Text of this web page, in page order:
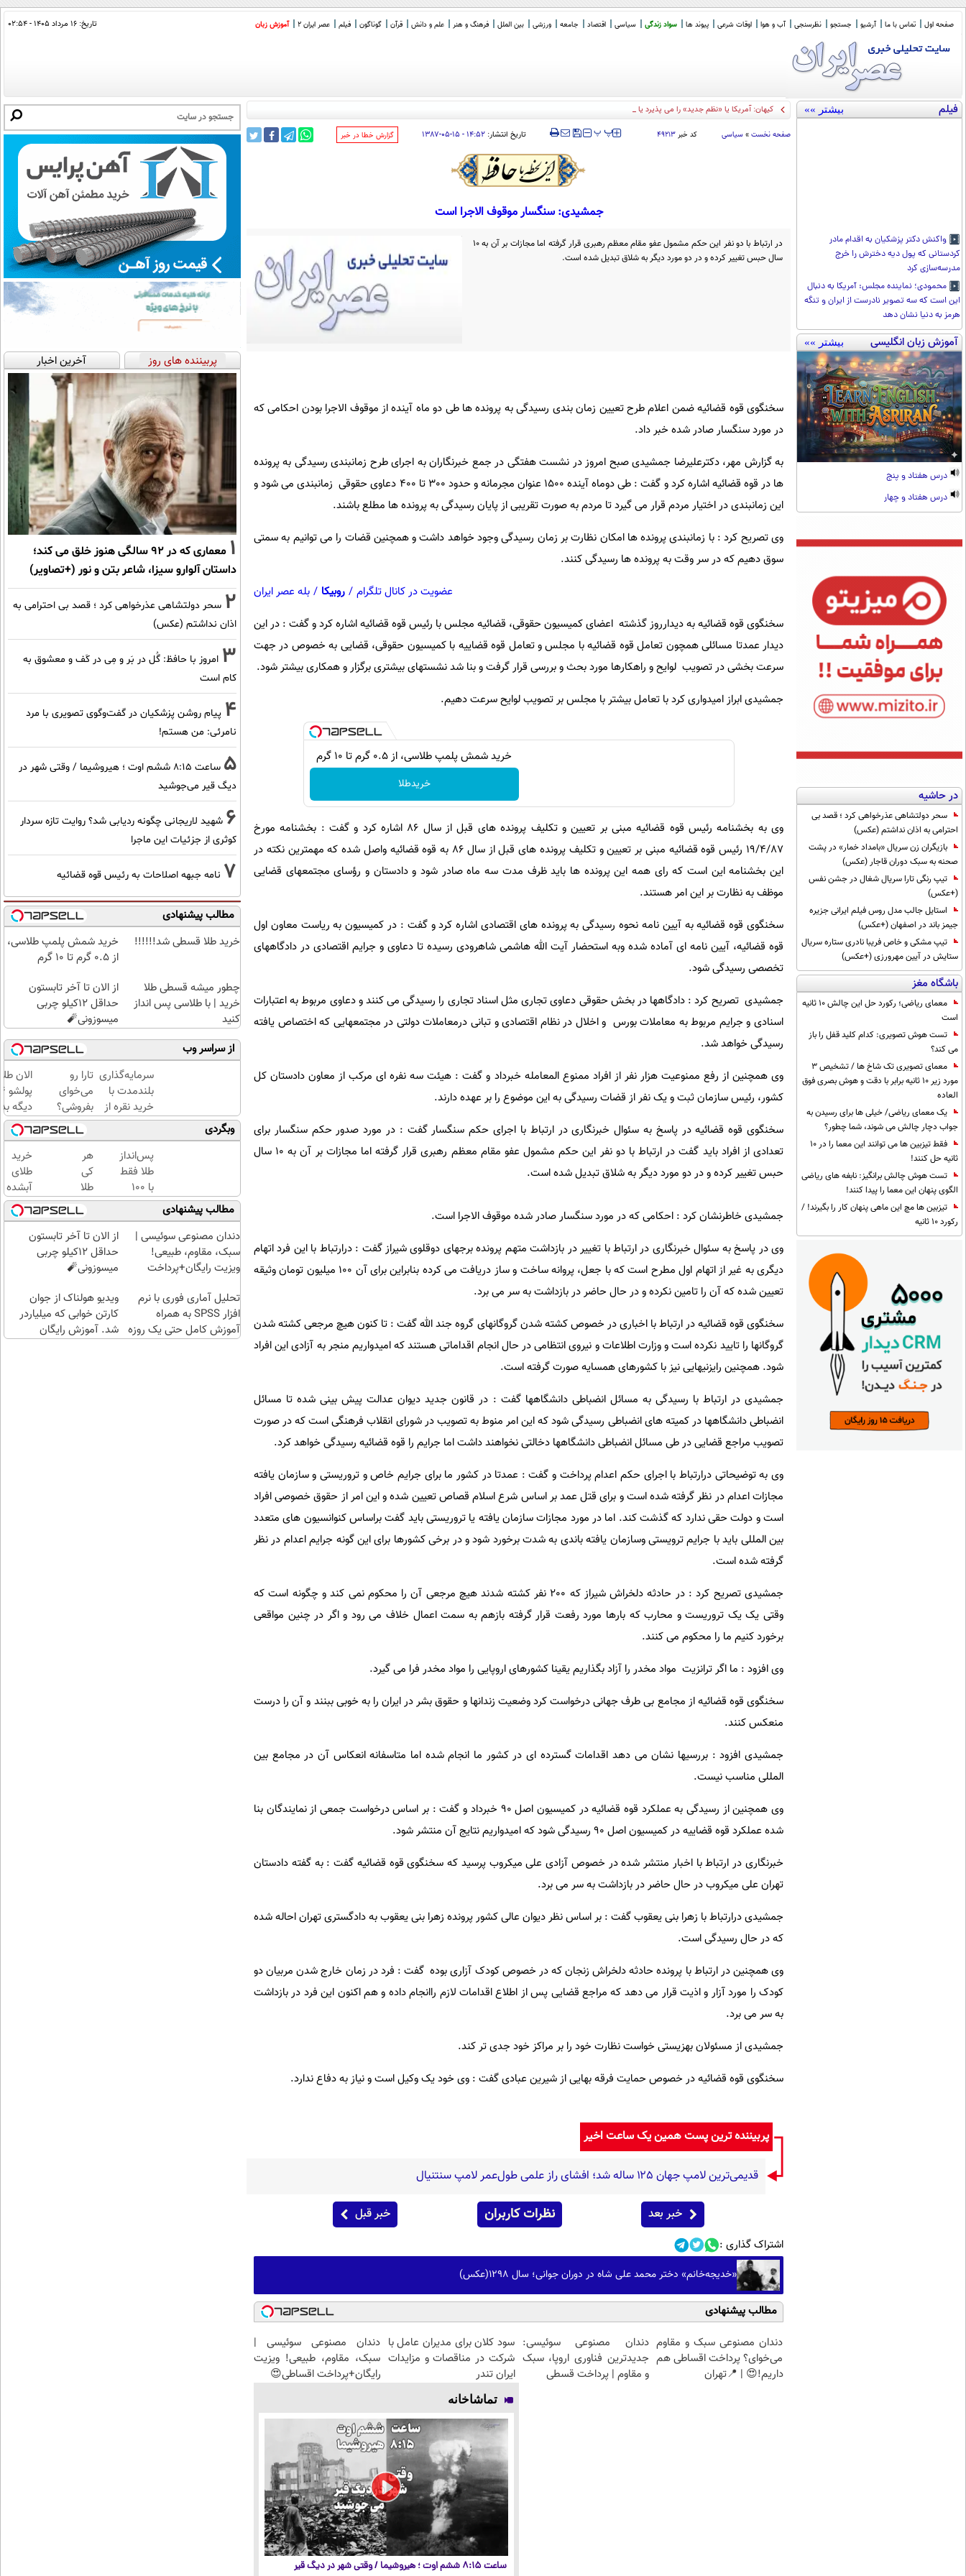
صفحه اول تماس با ما آرشیو جستجو نظرسنجی آب و هوا اوقات شرعی پیوند ها سواد زندگی سیاسی اقتصاد جامعه ورزشی بین الملل فرهنگ و هنر علم و دانش قرآن گوناگون فیلم عصر ایران 2 آموزش زبان تاریخ: ۱۶ مرداد ۱۴۰۵ - ۰۲:۵۴
فیلم بیشتر »»
واکنش دکتر پزشکیان به اقدام مادر
کردستانی که پول دیه دخترش را خرج
مدرسه‌سازی کرد
محمودی؛ نماینده مجلس: آمریکا به دنبال
این است که سه تصویر نادرست از ایران و تنگه
هرمز به دنیا نشان دهد
آموزش زبان انگلیسی بیشتر »»
درس هفتاد و پنج
درس هفتاد و چهار
در حاشیه
سحر دولتشاهی عذرخواهی کرد ؛ قصد بی
احترامی به اذان نداشتم (عکس)
بازیگران زن سریال «بامداد خمار» در پشت
صحنه به سبک دوران قاجار (عکس)
تیپ رنگی تارا سریال شغال در جشن نفس
(+عکس)
استایل جالب مدل روس فیلم ایرانی جزیره
جیمز باند در اصفهان (+عکس)
تیپ مشکی و خاص فریبا نادری ستاره سریال
ستایش در آیین مهرورزی (+عکس)
باشگاه مغز
معمای ریاضی؛ رکورد حل این چالش 10 ثانیه
است
تست هوش تصویری: کدام کلید قفل را باز
می کند؟
معمای تصویری تک شاخ ها / تشخیص 3
مورد زیر 10 ثانیه برابر با دقت و هوش بصری فوق
العاده
یک معمای ریاضی/ خیلی ها برای رسیدن به
جواب دچار چالش می شوند، شما چطور؟
فقط تیزبین ها می توانند این معما را در 10
ثانیه حل کنند!
تست هوش چالش برانگیز: نابغه های ریاضی
الگوی پنهان این معما را پیدا کنند!
تیزبین ها مچ این ماهی پنهان کار را بگیرند! /
رکورد 10 ثانیه
کیهان: آمریکا یا «نظم جدید» را می پذیرد یا فرو می پاشد / تفاهم ب
صفحه نخست » سیاسی کد خبر ۴۹۲۱۳ ‍‍‍ پ پ تاریخ انتشار: ۱۴:۵۲ - ۱۵-۰۵-۱۳۸۷ ‌گزارش خطا در خبر
جمشیدی: سنگسار موقوف الاجرا است
در ارتباط با دو نفر این حکم مشمول عفو مقام معظم رهبری قرار گرفته اما مجازات بر آن به 10
سال حبس تغییر کرده و در دو مورد دیگر به شلاق تبدیل شده است.
سخنگوی قوه قضائیه ضمن اعلام طرح تعیین زمان بندی رسیدگی به پرونده ها طی دو ماه آینده از موقوف الاجرا بودن احکامی که
در مورد سنگسار صادر شده خبر داد.
به گزارش مهر، دکترعلیرضا جمشیدی صبح امروز در نشست هفتگی در جمع خبرنگاران به اجرای طرح زمانبندی رسیدگی به پرونده
ها در قوه قضائیه اشاره کرد و گفت : طی دوماه آینده 1500 عنوان مجرمانه و حدود 300 تا 400 دعاوی حقوقی زمانبندی می شود و
این زمانبندی در اختیار مردم قرار می گیرد تا مردم به صورت تقریبی از پایان رسیدگی به پرونده ها مطلع باشند.
وی تصریح کرد : با زمانبندی پرونده ها امکان نظارت بر زمان رسیدگی وجود خواهد داشت و همچنین قضات را می توانیم به سمتی
سوق دهیم که در سر وقت به پرونده ها رسیدگی کنند.
عضویت در کانال تلگرام / روبیکا / بله عصر ایران
سخنگوی قوه قضائیه به دیدارروز گذشته اعضای کمیسیون حقوقی، قضائیه مجلس با رئیس قوه قضائیه اشاره کرد و گفت : در این
دیدار عمدتا مسائلی همچون تعامل قوه قضائیه با مجلس و تعامل قوه قضاییه با کمیسیون حقوقی، قضایی به خصوص در جهت
سرعت بخشی در تصویب لوایح و راهکارها مورد بحث و بررسی قرار گرفت و بنا شد نشستهای بیشتری برگزار و همکاری بیشتر شود.
جمشیدی ابراز امیدواری کرد با تعامل بیشتر با مجلس بر تصویب لوایح سرعت دهیم.
خرید شمش پلمپ طلاسی، از ۰.۵ گرم تا ۱۰ گرم
خریدطلا
وی به بخشنامه رئیس قوه قضائیه مبنی بر تعیین و تکلیف پرونده های قبل از سال 86 اشاره کرد و گفت : بخشنامه مورخ
19/4/87 رئیس قوه قضائیه مبنی بر تعیین و تکلیف پرونده های قبل از سال 86 به قوه قضائیه واصل شده که مهمترین نکته در
این بخشنامه این است که رای همه این پرونده ها باید ظرف مدت سه ماه صادر شود و دادستان و رؤسای مجتمعهای قضایی
موظف به نظارت بر این امر هستند.
سخنگوی قوه قضائیه به آیین نامه نحوه رسیدگی به پرونده های اقتصادی اشاره کرد و گفت : در کمیسیون به ریاست معاون اول
قوه قضائیه، آیین نامه ای آماده شده وبه استحضار آیت الله هاشمی شاهرودی رسیده تا دعاوی و جرایم اقتصادی در دادگاههای
تخصصی رسیدگی شود.
جمشیدی تصریح کرد : دادگاهها در بخش حقوقی دعاوی تجاری مثل اسناد تجاری را رسیدگی می کنند و دعاوی مربوط به اعتبارات
اسنادی و جرایم مربوط به معاملات بورس و اخلال در نظام اقتصادی و تبانی درمعاملات دولتی در مجتمعهایی که اختصاص یافته
رسیدگی خواهد شد.
وی همچنین از رفع ممنوعیت هزار نفر از افراد ممنوع المعامله خبرداد و گفت : هیئت سه نفره ای مرکب از معاون دادستان کل
کشور، رئیس سازمان ثبت و یک نفر از قضات رسیدگی به این موضوع را بر عهده دارند.
سخنگوی قوه قضائیه در پاسخ به سئوال خبرنگاری در ارتباط با اجرای حکم سنگسار گفت : در مورد صدور حکم سنگسار برای
تعدادی از افراد باید گفت در ارتباط با دو نفر این حکم مشمول عفو مقام معظم رهبری قرار گرفته اما مجازات بر آن به 10 سال
حبس تغییر کرده و در دو مورد دیگر به شلاق تبدیل شده است.
جمشیدی خاطرنشان کرد : احکامی که در مورد سنگسار صادر شده موقوف الاجرا است.
وی در پاسخ به سئوال خبرنگاری در ارتباط با تغییر در بازداشت متهم پرونده برجهای دوقلوی شیراز گفت : درارتباط با این فرد اتهام
دیگری به غیر از اتهام اول مطرح است که با جعل، پروانه ساخت و ساز دریافت می کرده بنابراین برای آن 100 میلیون تومان وثیقه
تعیین شده که آن را تامین نکرده و در حال حاضر در بازداشت به سر می برد.
سخنگوی قوه قضائیه در ارتباط با اخباری در خصوص کشته شدن گروگانهای گروه جند الله گفت : تا کنون هیچ مرجعی کشته شدن
گروگانها را تایید نکرده است و وزارت اطلاعات و نیروی انتظامی در حال انجام اقداماتی هستند که امیدواریم منجر به آزادی این افراد
شود. همچنین رایزنیهایی نیز با کشورهای همسایه صورت گرفته است.
جمشیدی در ارتباط با رسیدگی به مسائل انضباطی دانشگاهها گفت : در قانون جدید دیوان عدالت پیش بینی شده تا مسائل
انضباطی دانشگاهها در کمیته های انضباطی رسیدگی شود که این امر منوط به تصویب در شورای انقلاب فرهنگی است که در صورت
تصویب مراجع قضایی در طی مسائل انضباطی دانشگاهها دخالتی نخواهند داشت اما جرایم را قوه قضائیه رسیدگی خواهد کرد.
وی به توضیحاتی درارتباط با اجرای حکم اعدام پرداخت و گفت : عمدتا در کشور ما برای جرایم خاص و تروریستی و سازمان یافته
مجازات اعدام در نظر گرفته شده است و برای قتل عمد بر اساس شرع اسلام قصاص تعیین شده و این امر از حقوق خصوصی افراد
است و دولت حقی ندارد که گذشت کند. اما در مورد مجازات سازمان یافته یا تروریستی باید گفت براساس کنوانسیون های متعدد
بین المللی باید با جرایم ترویستی وسازمان یافته باندی به شدت برخورد شود و در برخی کشورها برای این گونه جرایم اعدام در نظر
گرفته شده است.
جمشیدی تصریح کرد : در حادثه دلخراش شیراز که 200 نفر کشته شدند هیچ مرجعی آن را محکوم نمی کند و چگونه است که
وقتی یک یک تروریست و محارب که بارها مورد رفعت قرار گرفته بازهم به سمت اعمال خلاف می رود و اگر در چنین مواقعی
برخورد کنیم ما را محکوم می کنند.
وی افزود : ما اگر ترانزیت مواد مخدر را آزاد بگذاریم یقینا کشورهای اروپایی را مواد مخدر فرا می گیرد.
سخنگوی قوه قضائیه از مجامع بی طرف جهانی درخواست کرد وضعیت زندانها و حقوق بشر در ایران را به خوبی ببنند و آن را درست
منعکس کنند.
جمشیدی افزود : بررسیها نشان می دهد اقدامات گسترده ای در کشور ما انجام شده اما متاسفانه انعکاس آن در مجامع بین
المللی مناسب نیست.
وی همچنین از رسیدگی به عملکرد قوه قضائیه در کمیسیون اصل 90 خبرداد و گفت : بر اساس درخواست جمعی از نمایندگان بنا
شده عملکرد قوه قضاییه در کمیسیون اصل 90 رسیدگی شود که امیدواریم نتایج آن منتشر شود.
خبرنگاری در ارتباط با اخبار منتشر شده در خصوص آزادی علی میکروب پرسید که سخنگوی قوه قضائیه گفت : به گفته دادستان
تهران علی میکروب در حال حاضر در بازداشت به سر می برد.
جمشیدی درارتباط با زهرا بنی یعقوب گفت : بر اساس نظر دیوان عالی کشور پرونده زهرا بنی یعقوب به دادگستری تهران احاله شده
که در حال رسیدگی است.
وی همچنین در ارتباط با پرونده حادثه دلخراش زنجان که در خصوص کودک آزاری بوده گفت : فرد در زمان خارج شدن مربیان دو
کودک را مورد آزار و اذیت قرار می دهد که مراجع قضایی پس از اطلاع اقدامات لازم راانجام داده و هم اکنون این فرد در بازداشت
به سر می برد.
جمشیدی از مسئولان بهزیستی خواست نظارت خود را بر مراکز خود جدی تر کند.
سخنگوی قوه قضائیه در خصوص حمایت فرقه بهایی از شیرین عبادی گفت : وی خود یک وکیل است و نیاز به دفاع ندارد.
پربیننده ترین پست همین یک ساعت اخیر
قدیمی‌ترین لامپ جهان ۱۲۵ ساله شد؛ افشای راز علمی طول‌عمر لامپ سنتنیال
خبر بعد نظرات کاربران خبر قبل
اشتراک گذاری :
«خدیجه‌خانم» دختر محمد علی شاه در دوران جوانی؛ سال 1298(عکس)
مطالب پیشنهادی
دندان مصنوعی سبک و مقاوم
می‌خوای؟ پرداخت اقساطی هم
داریم!😍 | 📍تهران
دندان مصنوعی سوئیسی:
جدیدترین فناوری اروپا، سبک
و مقاوم | پرداخت قسطی
سود کلان برای مدیران عامل با
شرکت در مناقصات و مزایدات
ایران تندر
دندان مصنوعی سوئیسی |
سبک، مقاوم، طبیعی! ویزیت
رایگان+پرداخت اقساطی😍
تماشاخانه
ساعت ۸:۱۵ ششم اوت ؛ هیروشیما / وقتی شهر در دیگ قیر
پربیننده های روز آخرین اخبار
1
معماری که در 92 سالگی هنوز خلق می کند؛
داستان آلوارو سیزا، شاعر بتن و نور (+تصاویر)
2 سحر دولتشاهی عذرخواهی کرد ؛ قصد بی احترامی به
اذان نداشتم (عکس)
3 امروز با حافظ: گُل در بَر و مِی در کَف و معشوق به
کام است
4 پیام روشن پزشکیان در گفت‌و‌گوی تصویری با مرد
نامرئی: من هستم!
5
ساعت ۸:۱۵ ششم اوت ؛ هیروشیما / وقتی شهر در
دیگ قیر می‌جوشید
6 شهید لاریجانی چگونه ردیابی شد؟ روایت تازه سردار
کوثری از جزئیات این ماجرا
7 نامه جبهه اصلاحات به رئیس قوه قضائیه
مطالب پیشنهادی
خرید طلا قسطی شد!!!!!!
خرید شمش پلمپ طلاسی،
از ۰.۵ گرم تا ۱۰ گرم
چطور میشه قسطی طلا
خرید | با طلاسی پس انداز
کنید
از الان تا آخر تابستون
حداقل 12کیلو چربی
میسوزونی🧨
از سراسر وب
سرمایه‌گذاری
بلندمدت با
خرید نقره از
دیجی‌کالا
تارا رو
می‌خوای
بفروشی؟
با
خودرو۴۵
یک‌روزه
بفروشش
الان
دیگه
طلا با
بی‌بهره
وبگردی
پس‌انداز
طلا فقط
با ۱۰۰
هزارتومان
(امن و
راحت)
هر
کی
طلا
داره،
غم
نداره!
😊💎
(خرید
چند
کلیک)
خرید
طلای
آبشده
حتی با
۱۰۰هزارتومان
مطالب پیشنهادی
دندان مصنوعی سوئیسی |
سبک، مقاوم، طبیعی!
ویزیت رایگان+پرداخت
از الان تا آخر تابستون
حداقل 12کیلو چربی
میسوزونی🧨
تحلیل آماری فوری با نرم
افزار SPSS به همراه
آموزش کامل حتی یک روزه
ویدیو هولناک از جوان
کارتن خوابی که میلیاردر
شد. آموزش رایگان